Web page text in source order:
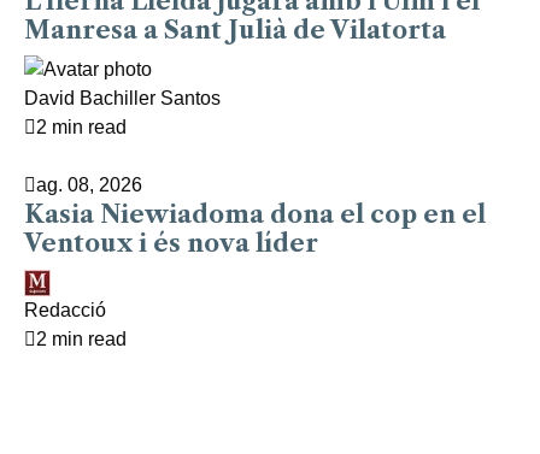
Manresa a Sant Julià de Vilatorta
David Bachiller Santos
2 min read
ag. 08, 2026
Kasia Niewiadoma dona el cop en el
Ventoux i és nova líder
Redacció
2 min read